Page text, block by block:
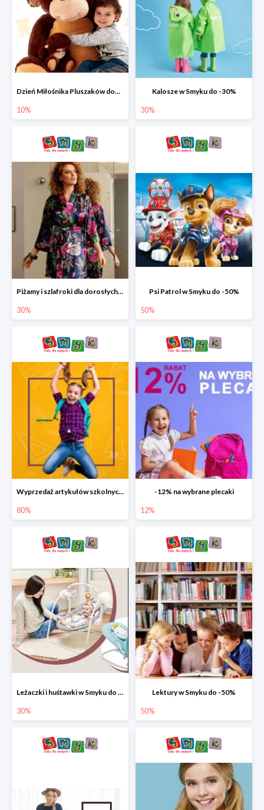
Dzień Miłośnika Pluszaków dodatkowy rabat -10%
10%
Kalosze w Smyku do -30%
30%
Piżamy i szlafroki dla dorosłych w Smyku do -30%
30%
Psi Patrol w Smyku do -50%
50%
Wyprzedaż artykułów szkolnych w Smyku do -80%
80%
-12% na wybrane plecaki
12%
Leżaczki i huśtawki w Smyku do -30%
30%
Lektury w Smyku do -50%
50%